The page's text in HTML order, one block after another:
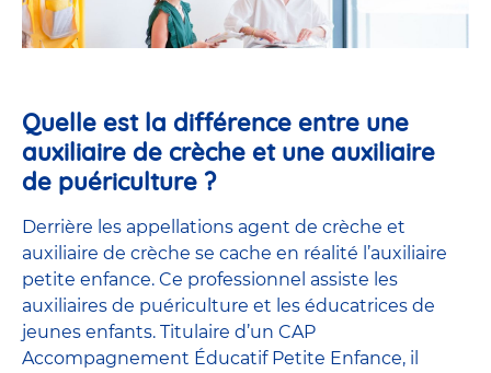
Quelle est la différence entre une
auxiliaire de crèche et une auxiliaire
de puériculture ?
Derrière les appellations agent de crèche et
auxiliaire de crèche se cache en réalité l’auxiliaire
petite enfance. Ce professionnel assiste les
auxiliaires de puériculture et les éducatrices de
jeunes enfants. Titulaire d’un CAP
Accompagnement Éducatif Petite Enfance, il